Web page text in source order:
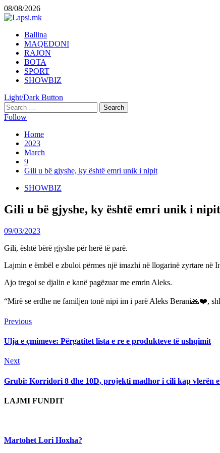
Skip
to
08/08/2026
Primary
Menu
Ballina
MAQEDONI
RAJON
BOTA
SPORT
SHOWBIZ
Light/Dark Button
Search
for:
Follow
Home
2023
March
9
Gili u bë gjyshe, ky është emri unik i nipit
SHOWBIZ
Gili u bë gjyshe, ky është emri unik i nipit
09/03/2023
Gili, është bërë gjyshe për herë të parë.
Lajmin e ëmbël e zbuloi përmes një imazhi në llogarinë zyrtare në
Ajo tregoi se djalin e kanë pagëzuar me emrin Aleks.
“Mirë se erdhe ne familjen tonë nipi im i parë Aleks Berani🙏❤️,
Continue
Reading
PreviousPrevious
Ulja e çmimeve: Përgatitet lista e re e produkteve të ushqimit
NextNext
Grubi: Korridori 8 dhe 10D, projekti madhor i cili kap vlerën
LAJMI FUNDIT
Martohet Lori Hoxha?